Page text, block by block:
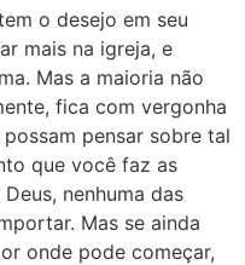
o desejo em seu
mais na igreja, e
Mas a maioria não
fica com vergonha
pensar sobre tal
que você faz as
nenhuma das
Mas se ainda
onde pode começar,